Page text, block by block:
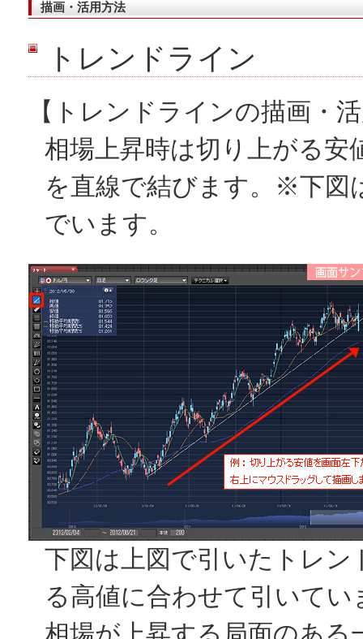
描画・活用方法
トレンドライン
【トレンドラインの描画・
相場上昇時は切り上がる安
を直線で結びます。※下図
でいます。
下図は上図で引いたトレ
る高値に合わせて引いて